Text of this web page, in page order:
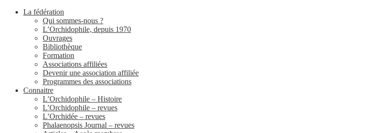
La fédération
Qui sommes-nous ?
L’Orchidophile, depuis 1970
Ouvrages
Bibliothèque
Formation
Associations affiliées
Devenir une association affiliée
Programmes des associations
Connaitre
L’Orchidophile – Histoire
L’Orchidophile – revues
L’Orchidée – revues
Phalaenopsis Journal – revues